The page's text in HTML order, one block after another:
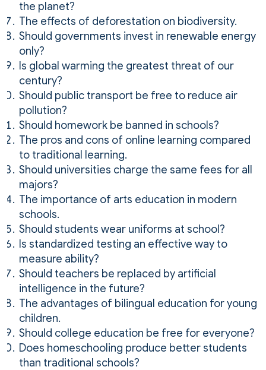
the planet?
The effects of deforestation on biodiversity.
Should governments invest in renewable energy
only?
Is global warming the greatest threat of our
century?
Should public transport be free to reduce air
pollution?
Should homework be banned in schools?
The pros and cons of online learning compared
to traditional learning.
Should universities charge the same fees for all
majors?
The importance of arts education in modern
schools.
Should students wear uniforms at school?
Is standardized testing an effective way to
measure ability?
Should teachers be replaced by artificial
intelligence in the future?
The advantages of bilingual education for young
children.
Should college education be free for everyone?
Does homeschooling produce better students
than traditional schools?